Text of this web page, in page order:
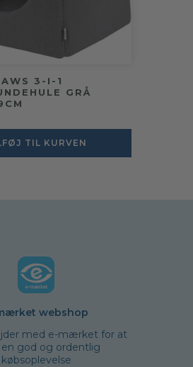
3-I-1
GRÅ
TIL KURVEN
webshop
med e-mærket for at
en god og ordentlig
købsoplevelse